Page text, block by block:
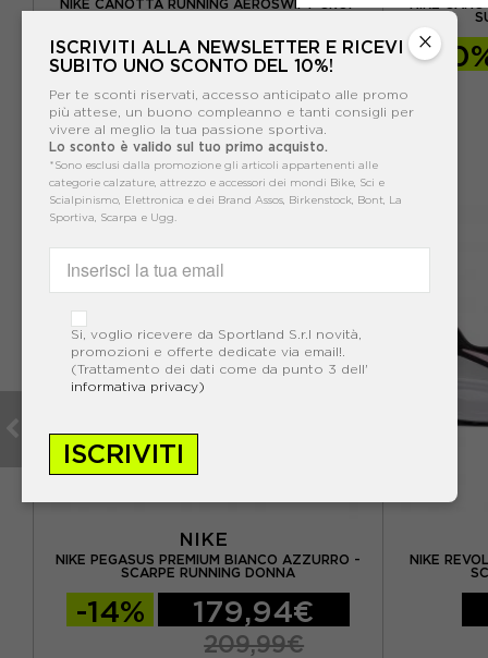
NIKE CANOTTA RUNNING AEROSWIFT CROP
-10% 76,50€
85,00€
-
NIKE
NIKE PEGASUS PREMIUM BIANCO AZZURRO -
SCARPE RUNNING DONNA
-14% 179,94€
209,99€
NIKE
×
ISCRIVITI ALLA NEWSLETTER E RICEVI
SUBITO UNO SCONTO DEL 10%!
Per te sconti riservati, accesso anticipato alle promo
più attese, un buono compleanno e tanti consigli per
vivere al meglio la tua passione sportiva.
Lo sconto è valido sul tuo primo acquisto.
*Sono esclusi dalla promozione gli articoli appartenenti alle
categorie calzature, attrezzo e accessori dei mondi Bike, Sci e
Scialpinismo, Elettronica e dei Brand Assos, Birkenstock, Bont, La
Sportiva, Scarpa e Ugg.
Si, voglio ricevere da Sportland S.r.l novità,
promozioni e offerte dedicate via email!.
(Trattamento dei dati come da punto 3 dell'
informativa privacy)
ISCRIVITI